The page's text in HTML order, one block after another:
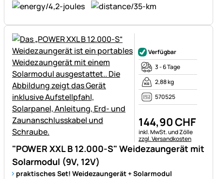
"POWER XXL B 12.000-S" Weidezaungerät mit
Solarmodul (9V, 12V)
praktisches Set! Weidezaungerät + Solarmodul
Verfügbar
3 - 6 Tage
2,88 kg
570525
144,90CHF
Steuerhinweis:
inkl. MwSt. und Zölle
zzgl. Versandkosten